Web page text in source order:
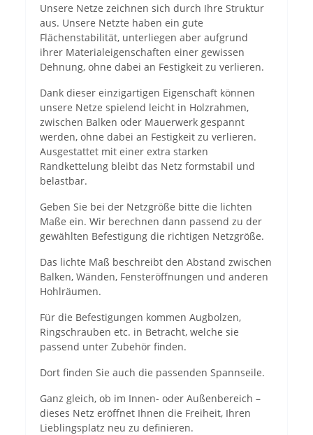
Unsere Netze zeichnen sich durch Ihre Struktur
aus. Unsere Netzte haben ein gute
Flächenstabilität, unterliegen aber aufgrund
ihrer Materialeigenschaften einer gewissen
Dehnung, ohne dabei an Festigkeit zu verlieren.
Dank dieser einzigartigen Eigenschaft können
unsere Netze spielend leicht in Holzrahmen,
zwischen Balken oder Mauerwerk gespannt
werden, ohne dabei an Festigkeit zu verlieren.
Ausgestattet mit einer extra starken
Randkettelung bleibt das Netz formstabil und
belastbar.
Geben Sie bei der Netzgröße bitte die lichten
Maße ein. Wir berechnen dann passend zu der
gewählten Befestigung die richtigen Netzgröße.
Das lichte Maß beschreibt den Abstand zwischen
Balken, Wänden, Fensteröffnungen und anderen
Hohlräumen.
Für die Befestigungen kommen Augbolzen,
Ringschrauben etc. in Betracht, welche sie
passend unter Zubehör finden.
Dort finden Sie auch die passenden Spannseile.
Ganz gleich, ob im Innen- oder Außenbereich –
dieses Netz eröffnet Ihnen die Freiheit, Ihren
Lieblingsplatz neu zu definieren.